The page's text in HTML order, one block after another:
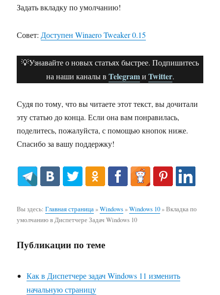
Задать вкладку по умолчанию!
Совет:Доступен Winaero Tweaker 0.15
💡Узнавайте о новых статьях быстрее. Подпишитесь
на наши каналы в Telegramи Twitter.
Судя по тому, что вы читаете этот текст, вы дочитали
эту статью до конца. Если она вам понравилась,
поделитесь, пожалуйста, с помощью кнопок ниже.
Спасибо за вашу поддержку!
Вы здесь:Главная страница»Windows»Windows 10»Вкладка по
умолчанию в Диспетчере Задач Windows 10
Публикации по теме
Как в Диспетчере задач Windows 11 изменить
начальную страницу